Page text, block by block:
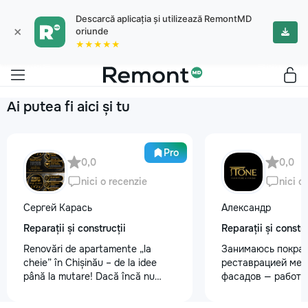
×
Descarcă aplicația și utilizează RemontMD
oriunde
★★★★★
Ai putea fi aici și tu
Pro
0,0
nici o recenzie
Сергей Карась
Reparații și construcții
Renovări de apartamente „la
cheie” în Chișinău – de la idee
până la mutare! Dacă încă nu
0,0
nici o
Александр
Reparații și
Занимаюсь
реставрацией
фасадов —